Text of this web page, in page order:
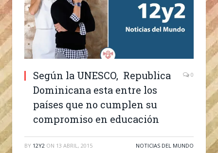
Según la UNESCO, Republica
Dominicana esta entre los
países que no cumplen su
compromiso en educación
0
BY 12Y2 ON 13 ABRIL, 2015 NOTICIAS DEL MUNDO